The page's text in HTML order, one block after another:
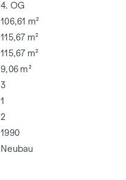
4. OG
106,61 m²
115,67 m²
115,67 m²
9,06 m²
3
1
2
1990
Neubau